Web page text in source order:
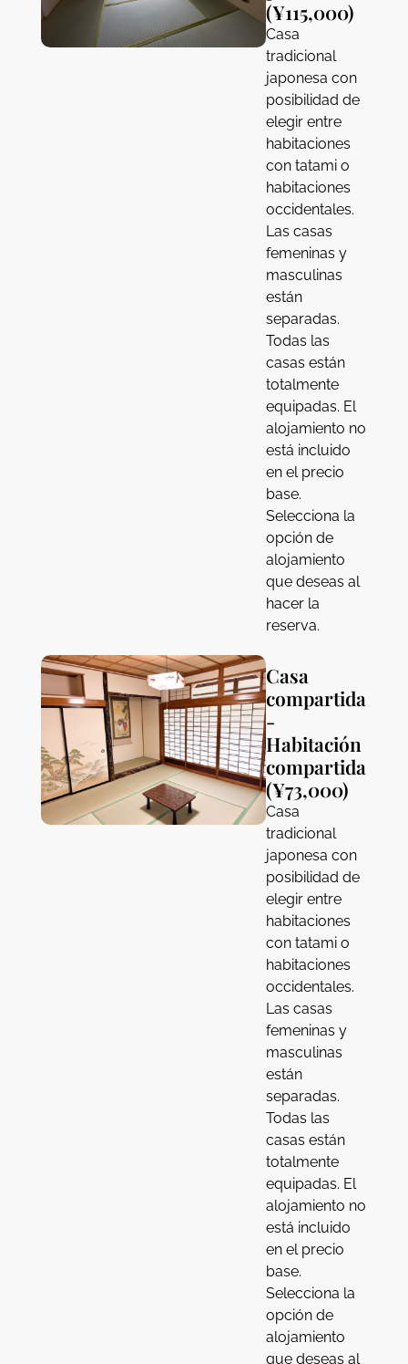
(¥115,000)
Casa
tradicional
japonesa con
posibilidad de
elegir entre
habitaciones
con tatami o
habitaciones
occidentales.
Las casas
femeninas y
masculinas
están
separadas.
Todas las
casas están
totalmente
equipadas. El
alojamiento no
está incluido
en el precio
base.
Selecciona la
opción de
alojamiento
que deseas al
hacer la
reserva.
Casa
compartida
-
Habitación
compartida
(¥73,000)
Casa
tradicional
japonesa con
posibilidad de
elegir entre
habitaciones
con tatami o
habitaciones
occidentales.
Las casas
femeninas y
masculinas
están
separadas.
Todas las
casas están
totalmente
equipadas. El
alojamiento no
está incluido
en el precio
base.
Selecciona la
opción de
alojamiento
que deseas al